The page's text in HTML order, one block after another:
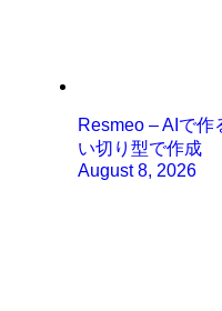
Resmeo – AIで
い切り型で作成
August 8, 2026